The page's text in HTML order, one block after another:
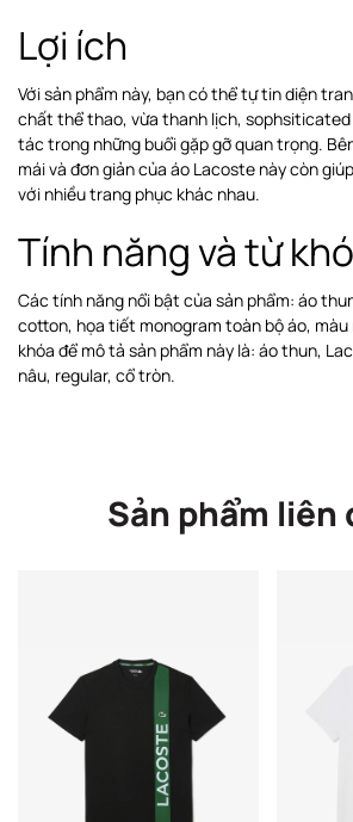
Lợi ích
Với sản phẩm này, bạn có thể tự tin diện
chất thể thao, vừa thanh lịch, sophsiticated
tác trong những buổi gặp gỡ quan trọng.
mái và đơn giản của áo Lacoste này còn
với nhiều trang phục khác nhau.
Tính năng và từ
Các tính năng nổi bật của sản phẩm: áo
cotton, họa tiết monogram toàn bộ áo,
khóa để mô tả sản phẩm này là: áo thun,
nâu, regular, cổ tròn.
Sản phẩm liên